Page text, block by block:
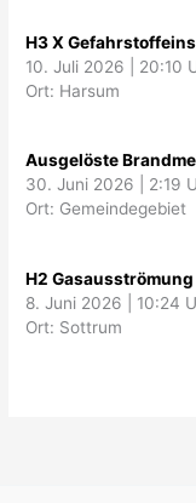
H3 X
10. Juli 2026
20:10
Ort: Harsum
Ausgelöste
30. Juni 2026
2:19
Ort: Gemeindegebiet
H2 Gasausströmung
8. Juni 2026
10:24
Ort: Sottrum